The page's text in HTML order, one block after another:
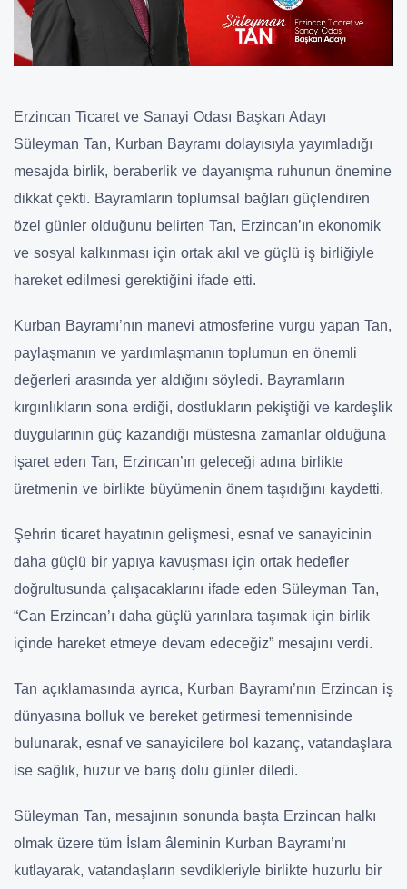
Erzincan Ticaret ve Sanayi Odası Başkan Adayı
Süleyman Tan, Kurban Bayramı dolayısıyla yayımladığı
mesajda birlik, beraberlik ve dayanışma ruhunun önemine
dikkat çekti. Bayramların toplumsal bağları güçlendiren
özel günler olduğunu belirten Tan, Erzincan’ın ekonomik
ve sosyal kalkınması için ortak akıl ve güçlü iş birliğiyle
hareket edilmesi gerektiğini ifade etti.
Kurban Bayramı’nın manevi atmosferine vurgu yapan Tan,
paylaşmanın ve yardımlaşmanın toplumun en önemli
değerleri arasında yer aldığını söyledi. Bayramların
kırgınlıkların sona erdiği, dostlukların pekiştiği ve kardeşlik
duygularının güç kazandığı müstesna zamanlar olduğuna
işaret eden Tan, Erzincan’ın geleceği adına birlikte
üretmenin ve birlikte büyümenin önem taşıdığını kaydetti.
Şehrin ticaret hayatının gelişmesi, esnaf ve sanayicinin
daha güçlü bir yapıya kavuşması için ortak hedefler
doğrultusunda çalışacaklarını ifade eden Süleyman Tan,
“Can Erzincan’ı daha güçlü yarınlara taşımak için birlik
içinde hareket etmeye devam edeceğiz” mesajını verdi.
Tan açıklamasında ayrıca, Kurban Bayramı’nın Erzincan iş
dünyasına bolluk ve bereket getirmesi temennisinde
bulunarak, esnaf ve sanayicilere bol kazanç, vatandaşlara
ise sağlık, huzur ve barış dolu günler diledi.
Süleyman Tan, mesajının sonunda başta Erzincan halkı
olmak üzere tüm İslam âleminin Kurban Bayramı’nı
kutlayarak, vatandaşların sevdikleriyle birlikte huzurlu bir